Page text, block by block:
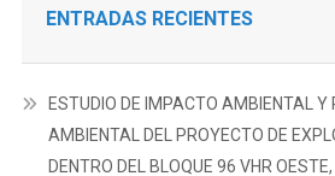
ENTRADAS RECIENTES
ESTUDIO DE IMPACTO AMBIENTAL Y
AMBIENTAL DEL PROYECTO DE
DENTRO DEL BLOQUE 96 VHR